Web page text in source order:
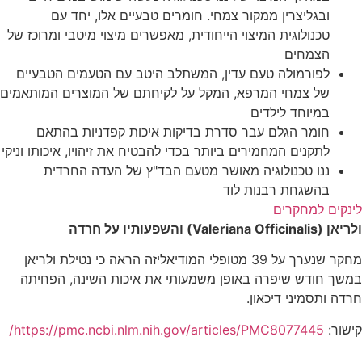
ובגליצרין ממקור צמחי. חומרים טבעיים אלו, יחד עם
טכנולוגית המיצוי הייחודית, מאפשרים מיצוי מיטבי ומרוכז של
הצמחים
לפורמולה טעם עדין, המשתלב היטב עם הטעמים הטבעיים
של צמחי המרפא, המקל על לקיחתם של המוצרים המותאמים
במיוחד לילדים
חומר הגלם עבר סדרת בדיקות איכות קפדניות בהתאם
לתקנים המחמירים ביותר בכדי להבטיח את זיהויו, איכותו וניקי
ננו טכנולוגיה מאושר מטעם הבד"ץ של העדה החרדית
בהשגחת רבנות לוד
למחקרים
(
Valeriana Officinalis) והשפעותיו על חרדה
מחקר שנערך על 39 מטופלי המודיאליזה הראה כי נטילת ולריאן
חודש שיפרה באופן משמעותי את איכות השינה, הפחיתה
ותסמיני דיכאון.
https://pmc.ncbi.nlm.nih.gov/articles/PMC8077445/